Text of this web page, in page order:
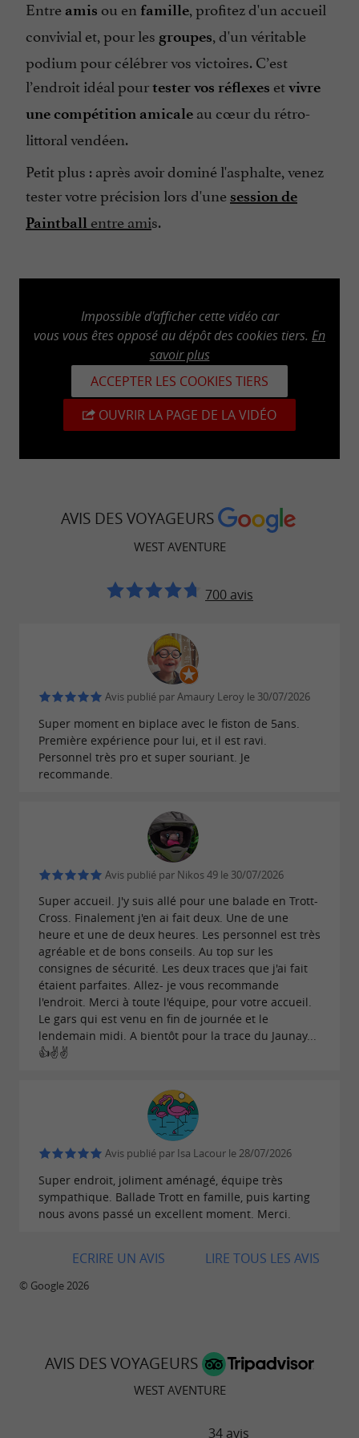
Entre amis ou en famille, profitez d'un accueil
convivial et, pour les groupes, d'un véritable
podium pour célébrer vos victoires. C’est
l’endroit idéal pourtester vos réflexes etvivre
une compétition amicale au cœur du rétro-
littoral vendéen.
Petit plus : après avoir dominé l'asphalte, venez
tester votre précision lors d'une session de
Paintball entre amis.
Impossible d'afficher cette vidéo car
vous vous êtes opposé au dépôt des cookies tiers. En
savoir plus
ACCEPTER LES COOKIES TIERS
OUVRIR LA PAGE DE LA VIDÉO
AVIS DES VOYAGEURS
WEST AVENTURE
700 avis
Avis publié par Amaury Leroy le 30/07/2026
Super moment en biplace avec le fiston de 5ans.
Première expérience pour lui, et il est ravi.
Personnel très pro et super souriant. Je
recommande.
Avis publié par Nikos 49 le 30/07/2026
Super accueil. J'y suis allé pour une balade en Trott-
Cross. Finalement j'en ai fait deux. Une de une
heure et une de deux heures. Les personnel est très
agréable et de bons conseils. Au top sur les
consignes de sécurité. Les deux traces que j'ai fait
étaient parfaites. Allez- je vous recommande
l'endroit. Merci à toute l'équipe, pour votre accueil.
Le gars qui est venu en fin de journée et le
lendemain midi. A bientôt pour la trace du Jaunay...
👍✌️✌️
Avis publié par Isa Lacour le 28/07/2026
Super endroit, joliment aménagé, équipe très
sympathique. Ballade Trott en famille, puis karting
nous avons passé un excellent moment. Merci.
LIRE TOUS LES AVIS
ECRIRE UN AVIS
© Google 2026
AVIS DES VOYAGEURS
WEST AVENTURE
34 avis